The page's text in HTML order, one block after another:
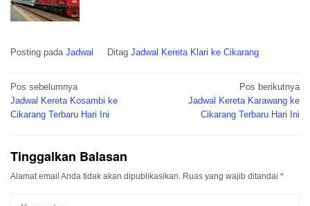
Posting pada Jadwal Ditag Jadwal Kereta Klari ke Cikarang
Navigasi
pos
Pos sebelumnya
Jadwal Kereta Kosambi ke
Cikarang Terbaru Hari Ini
Pos berikutnya
Jadwal Kereta Karawang ke
Cikarang Terbaru Hari Ini
Tinggalkan Balasan
Alamat email Anda tidak akan dipublikasikan. Ruas yang wajib ditandai *